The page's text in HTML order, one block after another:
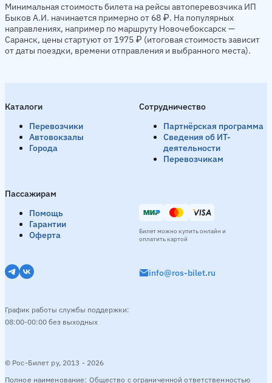
Минимальная стоимость билета на рейсы автоперевозчика ИП
Быков А.И. начинается примерно от 68 ₽. На популярных
направлениях, например по маршруту Новочебоксарск —
Саранск, цены стартуют от 1975 ₽ (итоговая стоимость зависит
от даты поездки, времени отправления и выбранного места).
Каталоги
Перевозчики
Автовокзалы
Города
Пассажирам
Помощь
Гарантии
Оферта
Сотрудничество
Партнёрская программа
Сведения об ИТ-
деятельности
Перевозчикам
© Рос-Билет ру, 2013 - 2026
Полное наименование: Общество с ограниченной ответственностью
info@ros-bilet.ru
График работы службы поддержки:
08:00-00:00 без выходных
Билет можно купить онлайн и
оплатить картой